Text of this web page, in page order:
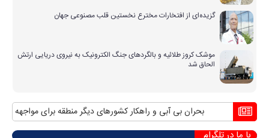
گزیده‌ای از افتخارات مخترع نخستین قلب مصنوعی جهان
موشک کروز طلائیه و بالگردهای جنگ الکترونیک به نیروی دریایی ارتش
الحاق شد
بحران بی آبی و راهکار کشورهای دیگر منطقه برای مواجهه با آن